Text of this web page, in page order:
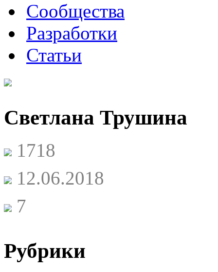
Сообщества
Разработки
Статьи
Светлана Трушина
1718
12.06.2018
7
Рубрики